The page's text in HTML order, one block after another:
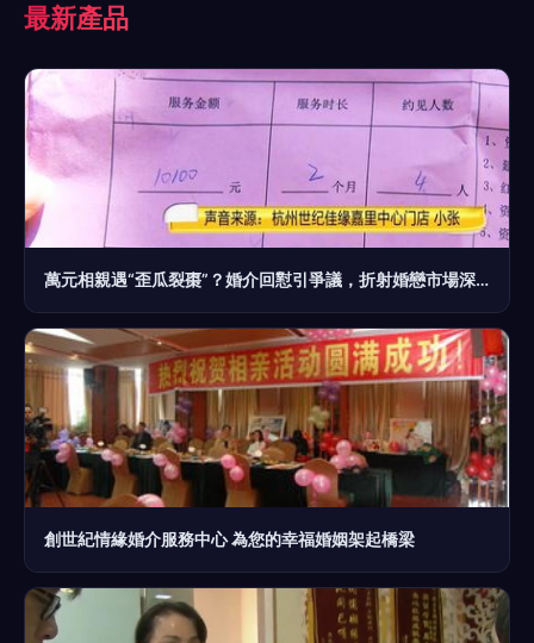
最新產品
萬元相親遇“歪瓜裂棗”？婚介回懟引爭議，折射婚戀市場深層焦慮
創世紀情緣婚介服務中心 為您的幸福婚姻架起橋梁